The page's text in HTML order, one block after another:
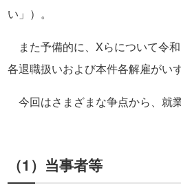
い」）。
また予備的に、Xらについて令
各退職扱いおよび本件各解雇がい
今回はさまざまな争点から、就
（1）当事者等